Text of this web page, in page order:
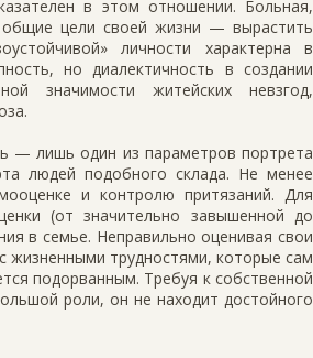
в этом отношении. Больная,
общие цели своей жизни — вырастить
личности характерна в
но диалектичность в создании
значимости житейских невзгод,
— лишь один из параметров портрета
людей подобного склада. Не менее
и контролю притязаний. Для
(от значительно завышенной до
в семье. Неправильно оценивая свои
жизненными трудностями, которые сам
подорванным. Требуя к собственной
роли, он не находит достойного